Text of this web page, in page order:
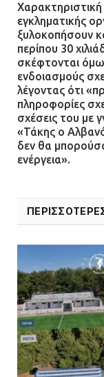
εγκληματικής
ξυλοκοπήσουν
περίπου 30
σκέφτονται
ενδοιασμούς
λέγοντας ότι
πληροφορίες
σχέσεις του με
«Τάκης ο
δεν θα
ενέργεια».